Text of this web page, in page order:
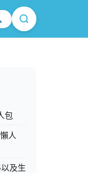
包
人
及生